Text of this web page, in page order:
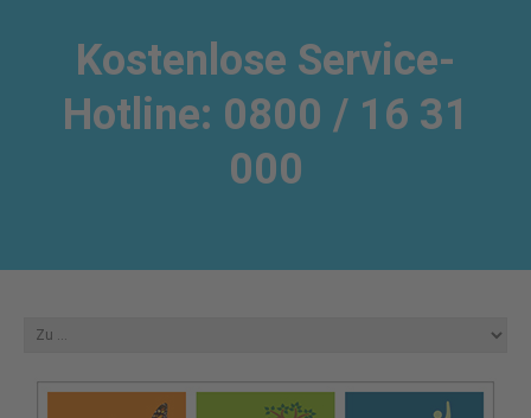
Kostenlose Service-
Hotline: 0800 / 16 31
000